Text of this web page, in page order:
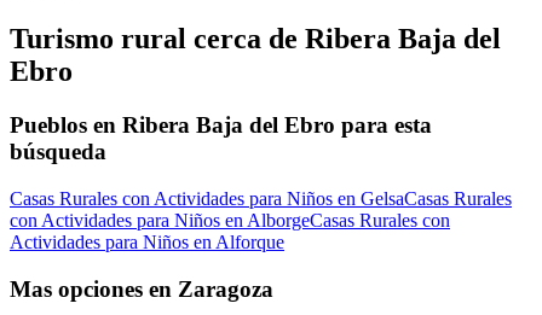
Turismo rural cerca de Ribera Baja del
Ebro
Pueblos en Ribera Baja del Ebro para esta
búsqueda
Casas Rurales con Actividades para Niños en GelsaCasas Rurales
con Actividades para Niños en AlborgeCasas Rurales con
Actividades para Niños en Alforque
Mas opciones en Zaragoza